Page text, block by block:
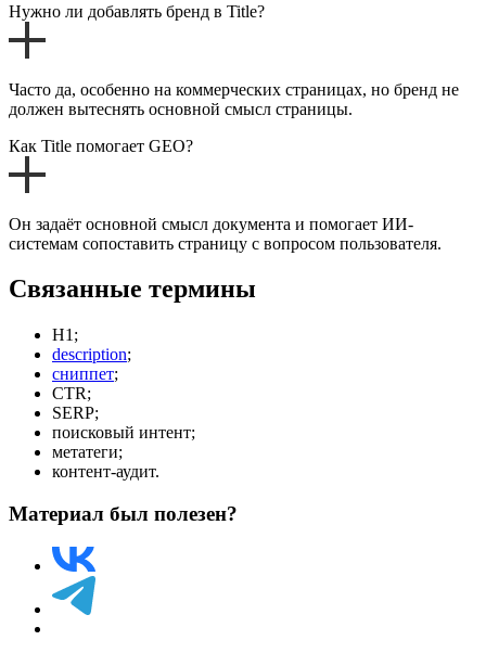
Нужно ли добавлять бренд в Title?
Часто да, особенно на коммерческих страницах, но бренд не
должен вытеснять основной смысл страницы.
Как Title помогает GEO?
Он задаёт основной смысл документа и помогает ИИ-
системам сопоставить страницу с вопросом пользователя.
Связанные термины
H1;
description;
сниппет;
CTR;
SERP;
поисковый интент;
метатеги;
контент-аудит.
Материал был полезен?